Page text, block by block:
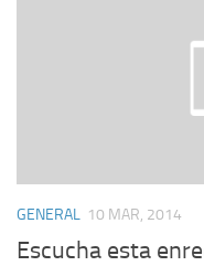
GENERAL 10 MAR, 2014
Escucha esta